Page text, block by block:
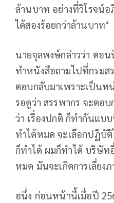
ล้านบาท อย่างที่วิโรจน์
ได้สองร้อยกว่าล้านบาท"
นายจุลพงษ์กล่าวว่า ตอ
ทำหนังสือถามไปที่กรมส
ตอบกลับมาเพราะเป็นห
รอดูว่า สรรพากร จะตอ
ว่า เรื่องปกติ ก็ทำกันแ
ทำได้หมด จะเลือกปฏิบั
ก็ทำได้ ผมก็ทำได้ บริษั
หมด มันจะเกิดการเลี่ยง
อนึ่ง ก่อนหน้านี้เมื่อปี